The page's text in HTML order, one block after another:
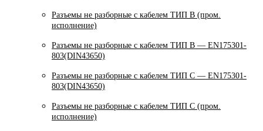
Разъемы не разборные с кабелем ТИП B (пром.
исполнение)
Разъемы не разборные с кабелем ТИП B — EN175301-
803(DIN43650)
Разъемы не разборные с кабелем ТИП C — EN175301-
803(DIN43650)
Разъемы не разборные с кабелем ТИП C (пром.
исполнение)